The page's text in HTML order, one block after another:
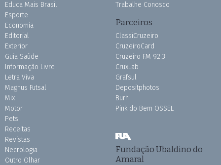
Educa Mais Brasil
Esporte
Economia
Editorial
Exterior
Guia Saúde
Informação Livre
Letra Viva
Magnus Futsal
Mix
Motor
Pets
Receitas
Revistas
Necrologia
Outro Olhar
Trabalhe Conosco
Parceiros
ClassiCruzeiro
CruzeiroCard
Cruzeiro FM 92.3
CruxLab
Grafsul
Depositphotos
Burh
Pink do Bem OSSEL
Fundação Ubaldino do
Amaral